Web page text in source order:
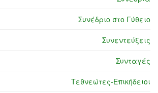
Συνέδριο στο Γύθειο
Συνεντεύξεις
Συνταγές
Τεθνεώτες-Επικήδειοι